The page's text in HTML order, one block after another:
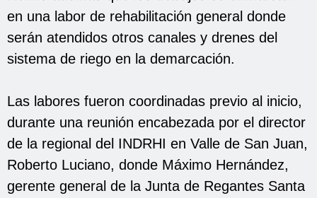
en una labor de rehabilitación general donde
serán atendidos otros canales y drenes del
sistema de riego en la demarcación.
Las labores fueron coordinadas previo al inicio,
durante una reunión encabezada por el director
de la regional del INDRHI en Valle de San Juan,
Roberto Luciano, donde Máximo Hernández,
gerente general de la Junta de Regantes Santa